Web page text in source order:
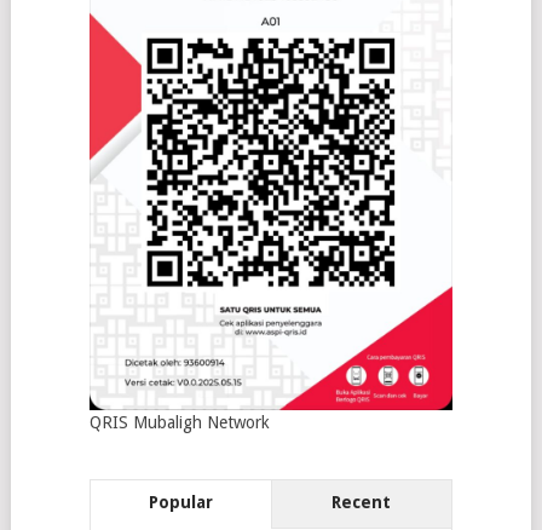
QRIS Mubaligh Network
Popular Recent